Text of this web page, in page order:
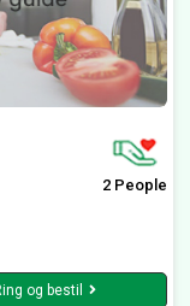
2 People
og bestil